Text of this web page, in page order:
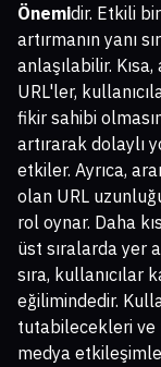
Önemidir. Etkili bir
artırmanın yanı
anlaşılabilir.
URL'ler,
fikir sahibi
artırarak dolaylı
etkiler. Ayrıca,
olan URL
rol oynar. Daha
üst sıralarda yer
sıra, kullanıcılar
eğilimindedir.
tutabilecekleri ve
medya